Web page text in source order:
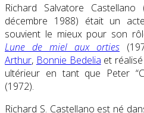
Richard Salvatore
décembre 1988) était un
souvient le mieux pour son
Lune de miel aux orties
Arthur, Bonnie Bedelia et
ultérieur en tant que Peter
(1972).
Richard S. Castellano est né